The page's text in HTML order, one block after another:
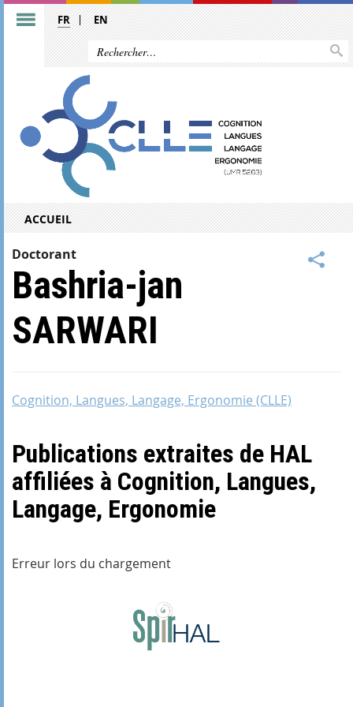
FR EN
ACCUEIL
Doctorant
Bashria-jan
SARWARI
Cognition, Langues, Langage, Ergonomie (CLLE)
Publications extraites de HAL
affiliées à Cognition, Langues,
Langage, Ergonomie
Erreur lors du chargement